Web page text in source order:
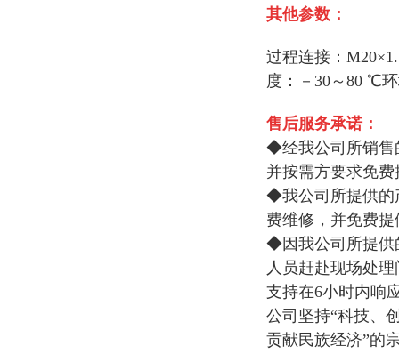
其他参数：
过程连接：
度：－30～80 ℃
售后服务承诺：
◆经我公司所销售
并按需方要求免
◆我公司所提供的
费维修，并免费
◆因我公司所提供
人员赶赴现场处
支持在6小时内响
公司坚持“科技、
贡献民族经济”的